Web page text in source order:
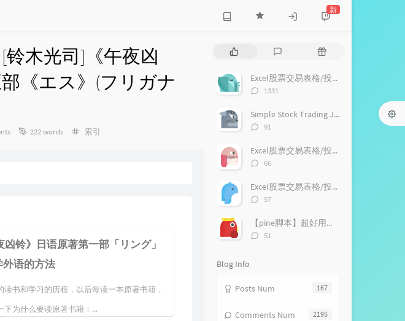
新
铃木光司]《午夜凶
《エス》(フリガナ
222 words Categories：
索引
凶铃》日语原著第一部「リング」
语的方法
书和学习的历程，以后每读一本原著书籍，
为什么要读原著书籍：...
u
i
t
t
m
n
R
n
m
t
l
Excel股票交易表格/投资记录表格，支持宏（VBA）V1.6
评
数：
1331
Simple Stock Trading Journal with Excel Marco（vba）
评
数：
91
Excel股票交易表格/投资记录表格，下载列表【永久更新支持】
评
数：
66
Excel股票交易表格/投资记录表格，支持宏（VBA），支持加密货币兑换记录，更新V1.9
评
数：
57
【pine脚本】超好用的随机指标(stochastic /KDI)分享！
评
51
Blog Info
167
Posts Num
2195
Comments Num